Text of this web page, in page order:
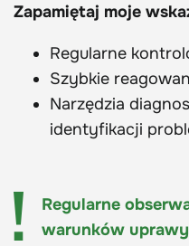
Zapamiętaj moje
Regularne
Szybkie
Narzędzia
identyfikacji
Regularne
warunków